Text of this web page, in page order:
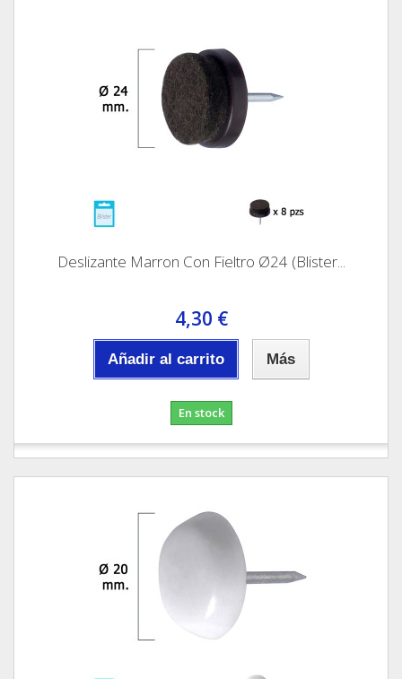
Deslizante Marron Con Fieltro Ø24 (Blister...
4,30 €
Añadir al carrito Más
En stock